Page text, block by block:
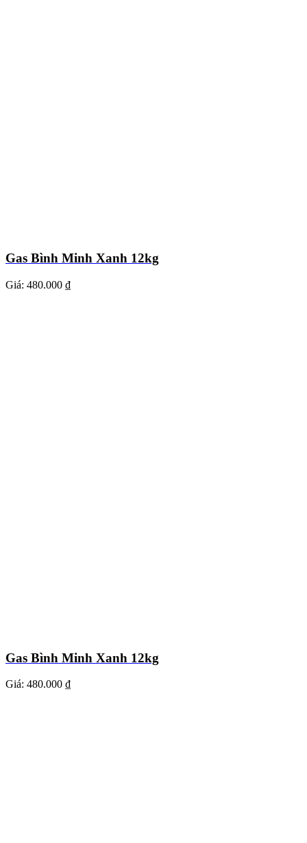
Gas Bình Minh Xanh 12kg
Giá: 480.000 ₫
Gas Bình Minh Xanh 12kg
Giá: 480.000 ₫